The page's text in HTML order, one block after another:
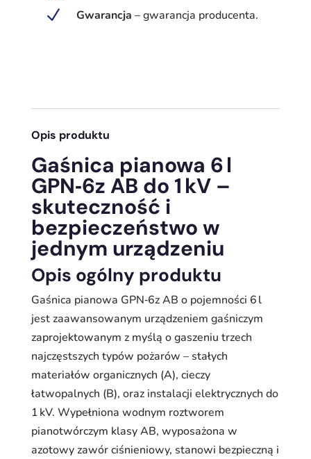
profesjonalna
N Gwarancja –gwarancja producenta.
Opis produktu
Gaśnica pianowa 6 l
GPN‑6z AB do 1 kV –
skuteczność i
bezpieczeństwo w
jednym urządzeniu
Opis ogólny produktu
Gaśnica pianowa GPN‑6z AB o pojemności 6 l
jest zaawansowanym urządzeniem gaśniczym
zaprojektowanym z myślą o gaszeniu trzech
najczęstszych typów pożarów – stałych
materiałów organicznych (A), cieczy
łatwopalnych (B), oraz instalacji elektrycznych do
1 kV. Wypełniona wodnym roztworem
pianotwórczym klasy AB, wyposażona w
azotowy zawór ciśnieniowy, stanowi bezpieczną i